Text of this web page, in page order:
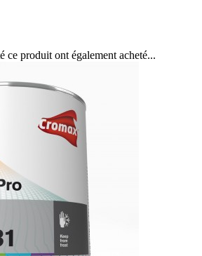
ce produit ont également acheté...